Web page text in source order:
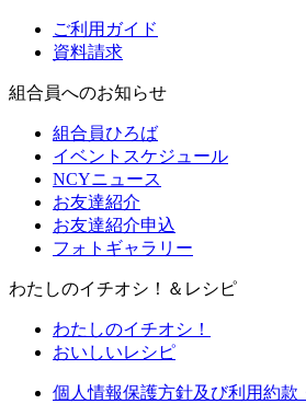
ご利用ガイド
資料請求
組合員へのお知らせ
組合員ひろば
イベントスケジュール
NCYニュース
お友達紹介
お友達紹介申込
フォトギャラリー
わたしのイチオシ！＆レシピ
わたしのイチオシ！
おいしいレシピ
個人情報保護方針及び利用約款